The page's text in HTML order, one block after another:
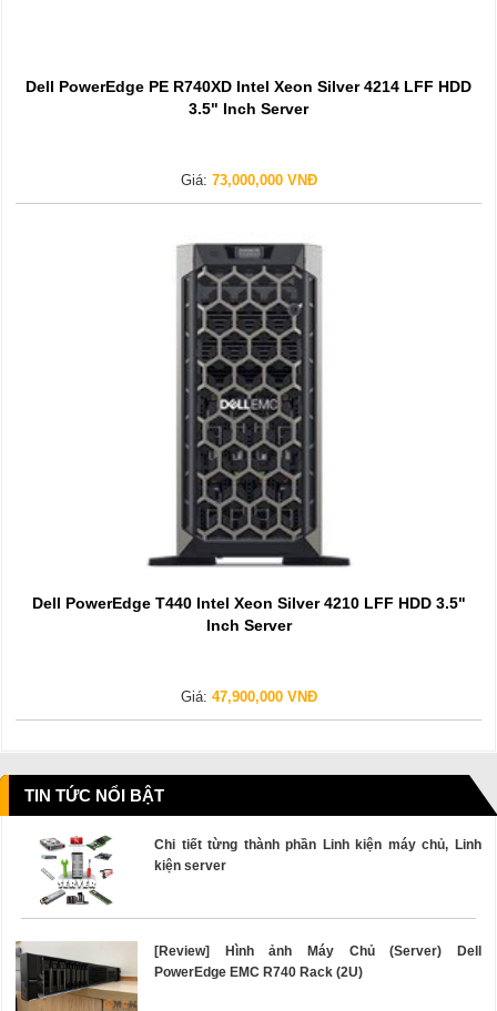
Dell PowerEdge PE R740XD Intel Xeon Silver 4214 LFF HDD
3.5" Inch Server
Giá: 73,000,000 VNĐ
Dell PowerEdge T440 Intel Xeon Silver 4210 LFF HDD 3.5"
Inch Server
Giá: 47,900,000 VNĐ
TIN TỨC NỔI BẬT
Chi tiết từng thành phần Linh kiện máy chủ, Linh
kiện server
[Review] Hình ảnh Máy Chủ (Server) Dell
PowerEdge EMC R740 Rack (2U)